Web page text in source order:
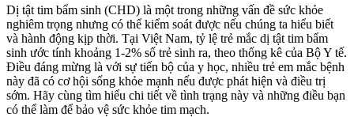
Dị tật tim bẩm sinh (CHD) là một trong những vấn đề sức khỏe
nghiêm trọng nhưng có thể kiểm soát được nếu chúng ta hiểu biết
và hành động kịp thời. Tại Việt Nam, tỷ lệ trẻ mắc dị tật tim bẩm
sinh ước tính khoảng 1-2% số trẻ sinh ra, theo thống kê của Bộ Y tế.
Điều đáng mừng là với sự tiến bộ của y học, nhiều trẻ em mắc bệnh
này đã có cơ hội sống khỏe mạnh nếu được phát hiện và điều trị
sớm. Hãy cùng tìm hiểu chi tiết về tình trạng này và những điều bạn
có thể làm để bảo vệ sức khỏe tim mạch.